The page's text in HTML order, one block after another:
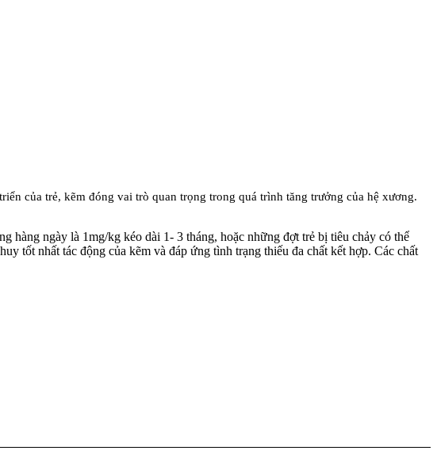
của trẻ, kẽm đóng vai trò quan trọng trong quá trình tăng trưởng của hệ xương.
hàng ngày là 1mg/kg kéo dài 1- 3 tháng, hoặc những đợt trẻ bị tiêu chảy có thể
tốt nhất tác động của kẽm và đáp ứng tình trạng thiếu đa chất kết hợp. Các chất